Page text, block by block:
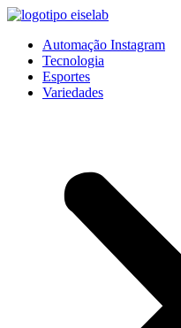
Pular
conteúdo
Automação Instagram
Tecnologia
Esportes
Variedades